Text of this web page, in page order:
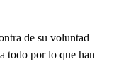
de su voluntad
todo por lo que han